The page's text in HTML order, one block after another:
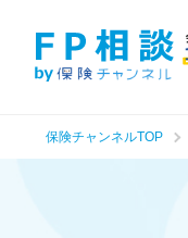
保険チャンネルTOP